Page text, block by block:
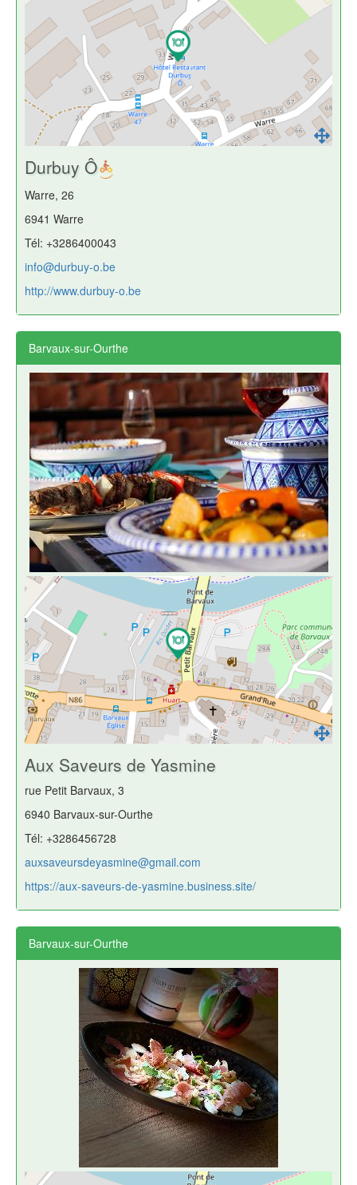
Durbuy Ô
Warre, 26
6941 Warre
Tél: +3286400043
info@durbuy-o.be
http://www.durbuy-o.be
Barvaux-sur-Ourthe
Aux Saveurs de Yasmine
rue Petit Barvaux, 3
6940 Barvaux-sur-Ourthe
Tél: +3286456728
auxsaveursdeyasmine@gmail.com
https://aux-saveurs-de-yasmine.business.site/
Barvaux-sur-Ourthe